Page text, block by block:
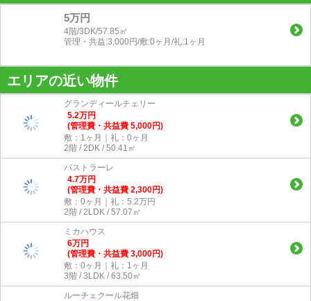
5万円
4階/3DK/57.85㎡
管理・共益:3,000円/敷:0ヶ月/礼:1ヶ月
エリアの近い物件
グランディールチェリー
5.2万円
(管理費・共益費 5,000円)
敷：1ヶ月｜礼：0ヶ月
2階 / 2DK / 50.41㎡
パストラーレ
4.7万円
(管理費・共益費 2,300円)
敷：0ヶ月｜礼：5.2万円
2階 / 2LDK / 57.07㎡
ミカハウス
6万円
(管理費・共益費 3,000円)
敷：0ヶ月｜礼：1ヶ月
3階 / 3LDK / 63.50㎡
ルーチェクール花畑